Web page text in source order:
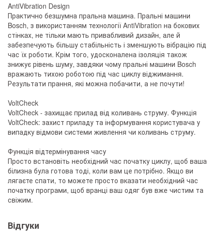
AntiVibration Design
Практично безшумна пральна машина. Пральні машини
Bosch, з використанням технології AntiVibration на бокових
стінках, не тільки мають привабливий дизайн, але й
забезпечують більшу стабільність і зменшують вібрацію під
час їх роботи. Крім того, удосконалена ізоляція також
знижує рівень шуму, завдяки чому пральні машини Bosch
вражають тихою роботою під час циклу віджимання.
Результати прання, які можна побачити, а не почути!
VoltCheck
VoltCheck - захищає прилад від коливань струму. Функція
VoltCheck: захист приладу та інформування користувача у
випадку відмови системи живлення чи коливань струму.
Функція відтермінування часу
Просто встановіть необхідний час початку циклу, щоб ваша
білизна була готова тоді, коли вам це потрібно. Якщо ви
лягаєте спати, то можете просто вказати необхідний час
початку програми, щоб вранці ваш одяг був вже чистим та
свіжим.
Відгуки